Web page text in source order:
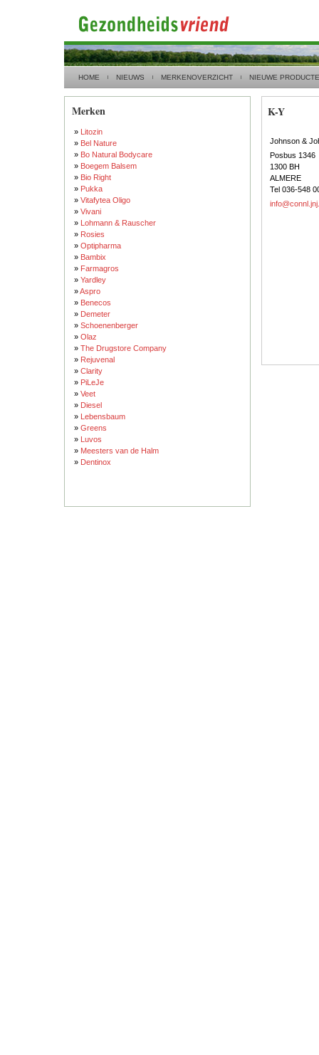
HOME NIEUWS MERKENOVERZICHT NIEUWE
Merken
» Litozin
» Bel Nature
» Bo Natural Bodycare
» Boegem Balsem
» Bio Right
» Pukka
» Vitafytea Oligo
» Vivani
» Lohmann & Rauscher
» Rosies
» Optipharma
» Bambix
» Farmagros
» Yardley
»Aspro
» Benecos
» Demeter
» Schoenenberger
» Olaz
» The Drugstore Company
» Rejuvenal
» Clarity
» PiLeJe
» Veet
» Diesel
» Lebensbaum
» Greens
» Luvos
» Meesters van de Halm
» Dentinox
K-Y
Johnson &
Posbus 1346
1300 BH
ALMERE
Tel 036-548